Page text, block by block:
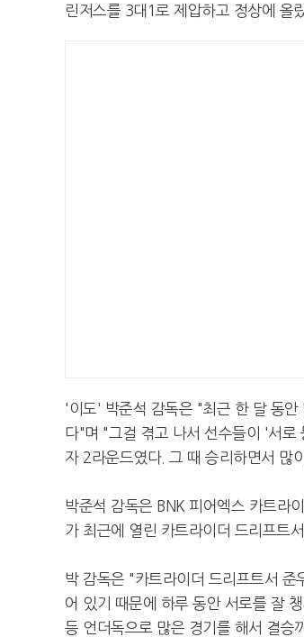
린저스를 3대1로 제압하고 정상에 올
'이도' 박준석 감독은 "최근 한 달 동
다"며 "그걸 겪고 나서 선수들이 '서로
자 2라운드였다. 그 때 승리하면서 많
박준석 감독은 BNK 피어엑스 카트라
가 최근에 열린 카트라이더 드리프트
박 감독은 "카트라이더 드리프트서 준
어 있기 때문에 하루 동안 서로를 잘
등 언더독으로 많은 경기를 해서 결승